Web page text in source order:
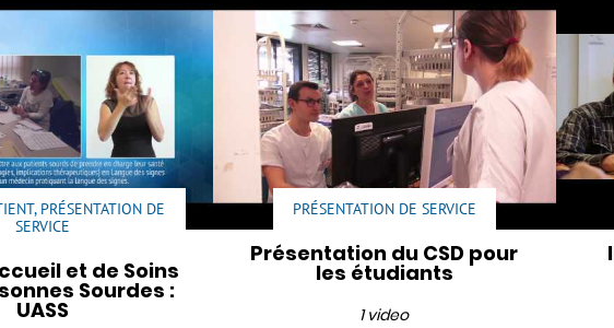
PRÉSENTATION DE
SERVICE
et de Soins
Sourdes :
UASS
PRÉSENTATION DE SERVICE
Présentation du CSD pour
les étudiants
1 video